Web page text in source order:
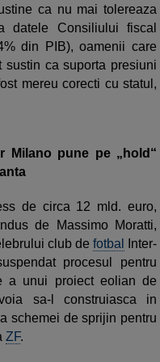
ca nu mai tolereaza
datele Consiliului fiscal
din PIB), oamenii care
sustin ca suporta presiuni
mereu corecti cu statul,
Milano pune pe „hold“
de circa 12 mld. euro,
de Mas­simo Moratti,
club de fotbal
Inter­
procesul pentru
a unui proiect eolian de
sa-l construiasca in
schemei de sprijin pentru
ZF.